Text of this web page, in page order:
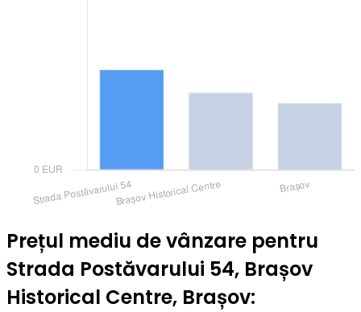
Prețul mediu de vânzare pentru
Strada Postăvarului 54, Brașov
Historical Centre, Brașov: